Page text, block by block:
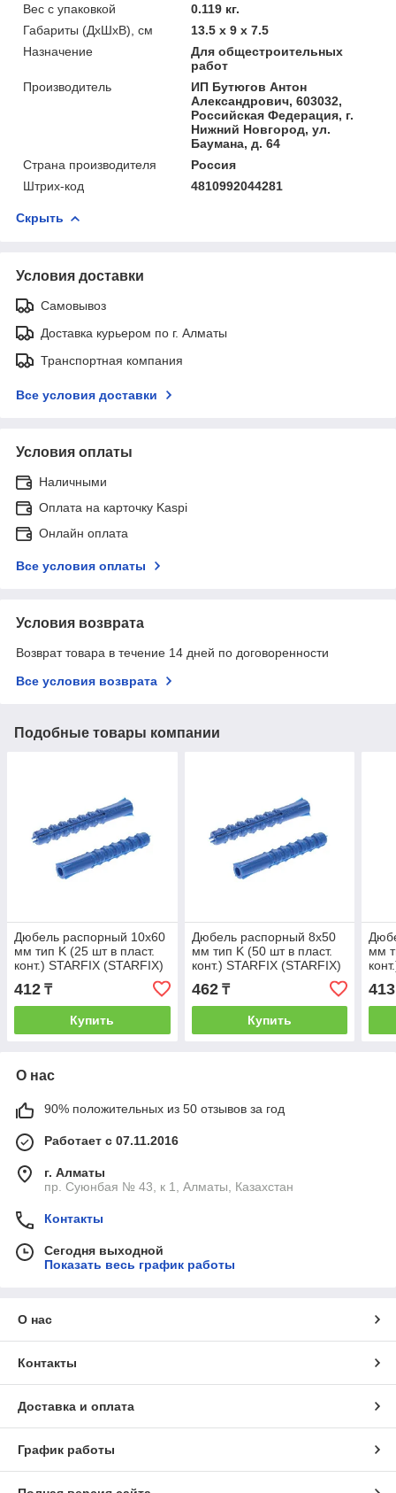
Вес с упаковкой
0.119 кг.
Габариты (ДхШхВ), см
13.5 x 9 x 7.5
Назначение
Для общестроительных
работ
Производитель
ИП Бутюгов Антон
Александрович, 603032,
Российская Федерация, г.
Нижний Новгород, ул.
Баумана, д. 64
Страна производителя
Россия
Штрих-код
4810992044281
Скрыть
Условия доставки
Самовывоз
Доставка курьером по г. Алматы
Транспортная компания
Все условия доставки
Условия оплаты
Наличными
Оплата на карточку Kaspi
Онлайн оплата
Все условия оплаты
Условия возврата
Возврат товара в течение 14 дней по договоренности
Все условия возврата
Подобные товары компании
Дюбель распорный 10х60
мм тип K (25 шт в пласт.
конт.) STARFIX (STARFIX)
(SMP2-45782-25)
412 ₸
Купить
Дюбель распорный 8х50
мм тип K (50 шт в пласт.
конт.) STARFIX (STARFIX)
(SMP2-43772-50)
462₸
Купить
мм
413
О нас
90% положительных из 50 отзывов за год
Работает с 07.11.2016
г. Алматы
пр. Суюнбая № 43, к 1, Алматы, Казахстан
Контакты
Сегодня выходной
Показать весь график работы
О нас
Контакты
Доставка и оплата
График работы